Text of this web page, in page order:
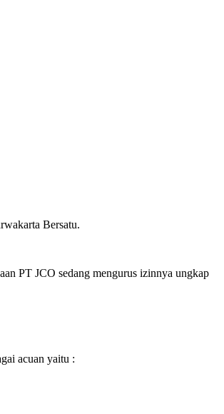
Bersatu.
PT JCO sedang mengurus izinnya ungkap
acuan yaitu :